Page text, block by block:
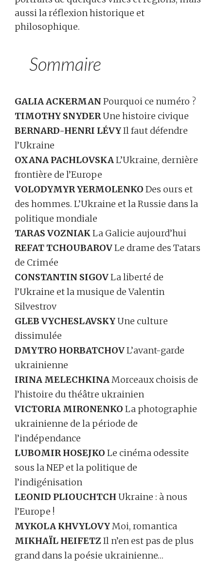
aussi la réflexion historique et
philosophique.
Sommaire
GALIA ACKERMAN Pourquoi ce numéro ?
TIMOTHY SNYDERUne histoire civique
BERNARD-HENRI LÉVYIl faut défendre
l’Ukraine
OXANA PACHLOVSKAL’Ukraine, dernière
frontière de l’Europe
VOLODYMYR YERMOLENKO Des ours et
des hommes. L’Ukraine et la Russie dans la
politique mondiale
TARAS VOZNIAKLa Galicie aujourd’hui
REFAT TCHOUBAROVLe drame des Tatars
de Crimée
CONSTANTIN SIGOVLa liberté de
l’Ukraine et la musique de Valentin
Silvestrov
GLEB VYCHESLAVSKYUne culture
dissimulée
DMYTRO HORBATCHOVL’avant-garde
ukrainienne
IRINA MELECHKINAMorceaux choisis de
l’histoire du théâtre ukrainien
VICTORIA MIRONENKO La photographie
ukrainienne de la période de
l’indépendance
LUBOMIR HOSEJKO Le cinéma odessite
sous la NEP et la politique de
l’indigénisation
LEONID PLIOUCHTCH Ukraine : à nous
l’Europe !
MYKOLA KHVYLOVYMoi, romantica
MIKHAÏL HEIFETZIl n’en est pas de plus
grand dans la poésie ukrainienne…